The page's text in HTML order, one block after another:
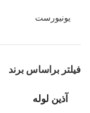
یونیورست
فیلتر براساس برند
آذین لوله